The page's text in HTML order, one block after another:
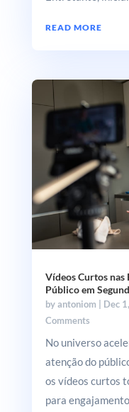
READ MORE
Vídeos Curtos nas
Público em
byantoniom Dec
Comments
No universo
atenção do
os vídeos curtos
para